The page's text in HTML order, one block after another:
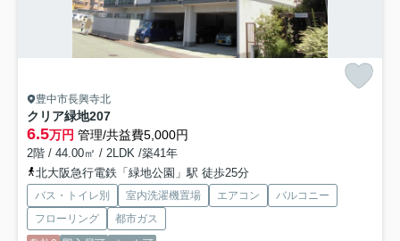
豊中市長興寺北
クリア緑地207
6.5万円 管理/共益費5,000円
2階 / 44.00㎡ / 2LDK /築41年
北大阪急行電鉄「緑地公園」駅 徒歩25分
バス・トイレ別 室内洗濯機置場 エアコン
バルコニー
フローリング
都市ガス